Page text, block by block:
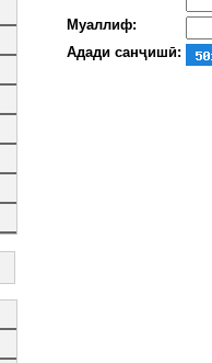
Муаллиф:
Адади санҷишӣ: